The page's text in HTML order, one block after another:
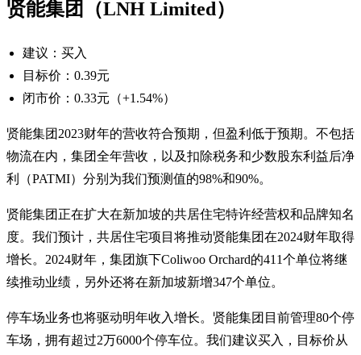
贤能集团（LNH Limited）
建议：买入
目标价：0.39元
闭市价：0.33元（+1.54%）
贤能集团2023财年的营收符合预期，但盈利低于预期。不包括
物流在内，集团全年营收，以及扣除税务和少数股东利益后净
利（PATMI）分别为我们预测值的98%和90%。
贤能集团正在扩大在新加坡的共居住宅特许经营权和品牌知名
度。我们预计，共居住宅项目将推动贤能集团在2024财年取得
增长。2024财年，集团旗下Coliwoo Orchard的411个单位将继
续推动业绩，另外还将在新加坡新增347个单位。
停车场业务也将驱动明年收入增长。贤能集团目前管理80个停
车场，拥有超过2万6000个停车位。我们建议买入，目标价从